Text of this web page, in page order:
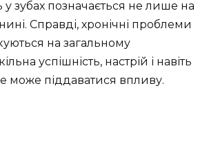
у зубах позначається не лише на
Справді, хронічні проблеми
на загальному
успішність, настрій і навіть
може піддаватися впливу.